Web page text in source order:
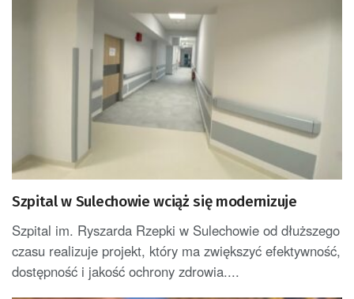
Szpital w Sulechowie wciąż się modernizuje
Szpital im. Ryszarda Rzepki w Sulechowie od dłuższego
czasu realizuje projekt, który ma zwiększyć efektywność,
dostępność i jakość ochrony zdrowia....